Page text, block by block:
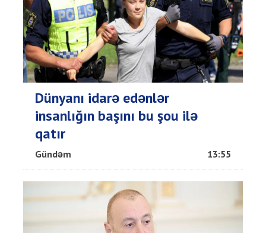
Dünyanı idarə edənlər
insanlığın başını bu şou ilə
qatır
Gündəm 13:55